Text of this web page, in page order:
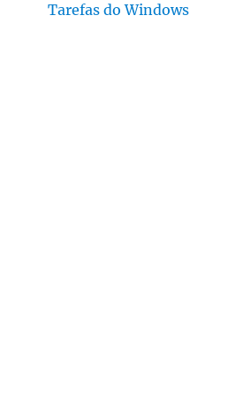
Tarefas do Windows